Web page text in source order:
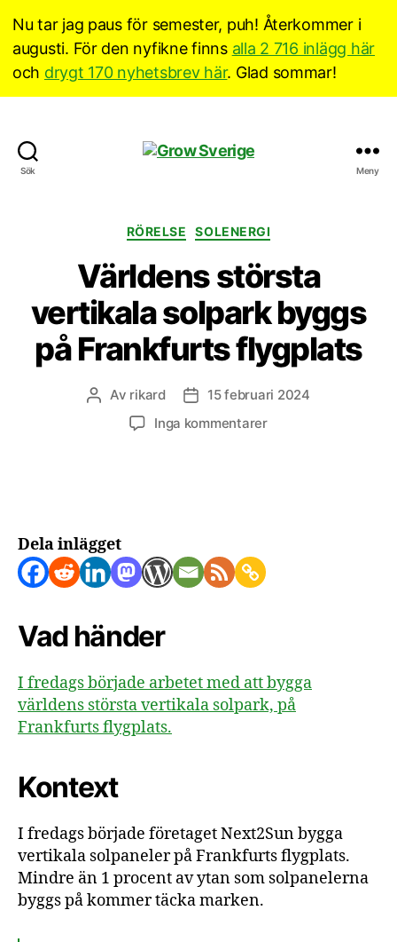
Nu tar jag paus för semester, puh! Återkommer i
augusti. För den nyfikne finns alla 2 716 inlägg här
och drygt 170 nyhetsbrev här. Glad sommar!
Sök Meny
Kategorier
RÖRELSE SOLENERGI
Världens största
vertikala solpark byggs
på Frankfurts flygplats
Inläggsförfattare
Av rikard Inläggsdatum
15 februari 2024
Inga kommentarertill
Dela inlägget
Vad händer
I fredags började arbetet med att bygga
världens största vertikala solpark, på
Frankfurts flygplats.
Kontext
I fredags började företaget Next2Sun bygga
vertikala solpaneler på Frankfurts flygplats.
Mindre än 1 procent av ytan som solpanelerna
byggs på kommer täcka marken.